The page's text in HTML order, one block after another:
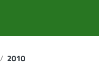
/ 2010